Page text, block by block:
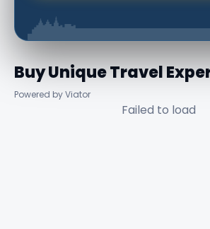
Buy Unique Travel
Powered by Viator
Failed to load